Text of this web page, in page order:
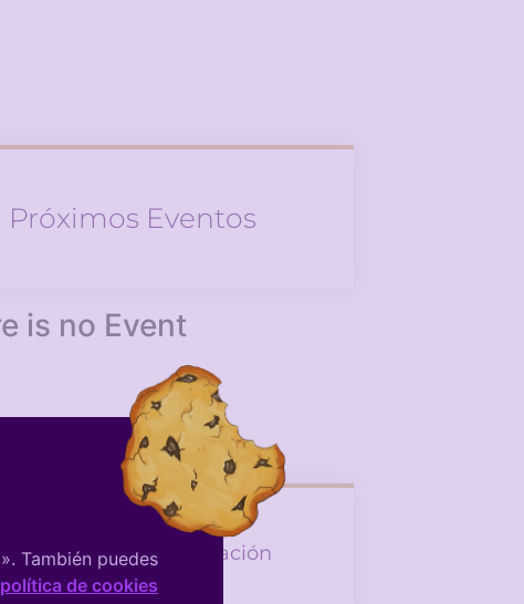
Próximos Eventos
is no Event
De La Asociación
También puedes
de cookies